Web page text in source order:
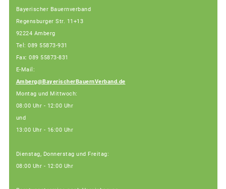
Bayerischer Bauernverband
Regensburger Str. 11+13
92224 Amberg
Tel: 089 55873-931
Fax: 089 55873-831
E-Mail:
Amberg@BayerischerBauernVerband.de
Montag und Mittwoch:
08:00 Uhr - 12:00 Uhr
und
13:00 Uhr - 16:00 Uhr
Dienstag, Donnerstag und Freitag:
08:00 Uhr - 12:00 Uhr